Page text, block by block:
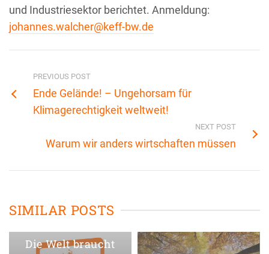
und Industriesektor berichtet. Anmeldung:
johannes.walcher@keff-bw.de
PREVIOUS POST
Ende Gelände! – Ungehorsam für
Klimagerechtigkeit weltweit!
NEXT POST
Warum wir anders wirtschaften müssen
SIMILAR POSTS
Die Welt braucht